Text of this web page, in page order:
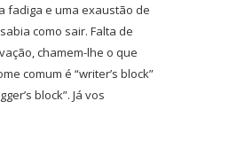
fadiga e uma exaustão de
como sair. Falta de
chamem-lhe o que
comum é “writer’s block”
block”. Já vos